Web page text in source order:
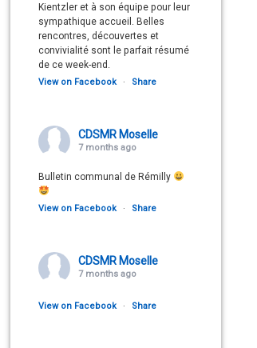
Kientzler et à son équipe pour leur
sympathique accueil. Belles
rencontres, découvertes et
convivialité sont le parfait résumé
de ce week-end.
View on Facebook · Share
CDSMR Moselle
7 months ago
Bulletin communal de Rémilly
View on Facebook · Share
CDSMR Moselle
7 months ago
View on Facebook · Share